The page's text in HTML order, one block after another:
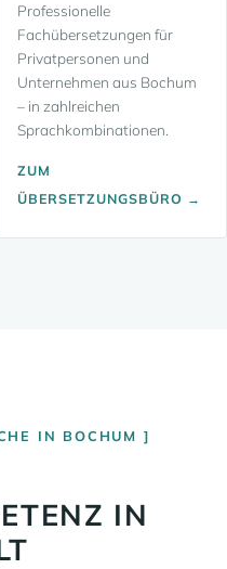
Professionelle
Fachübersetzungen für
Privatpersonen und
Unternehmen aus Bochum
– in zahlreichen
Sprachkombinationen.
ZUM
ÜBERSETZUNGSBÜRO →
IN BOCHUM
IN